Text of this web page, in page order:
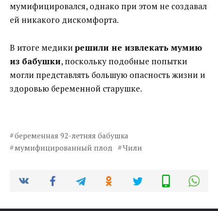
мумифицировался, однако при этом не создавал
ей никакого дискомфорта.
В итоге медики решили не извлекать мумию
из бабушки, поскольку подобные попытки
могли представлять большую опасность жизни и
здоровью беременной старушке.
беременная 92-летняя бабушка
мумифицированный плод
Чили